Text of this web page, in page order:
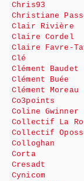
Chris93
Christiane
Clair Rivière
Claire Cordel
Claire Favre-
Clé
Clément Baudet
Clément Buée
Clément Moreau
Co3points
Coline Gwinner
Collectif La
Collectif
Colloghan
Corta
Cresadt
Cynicom